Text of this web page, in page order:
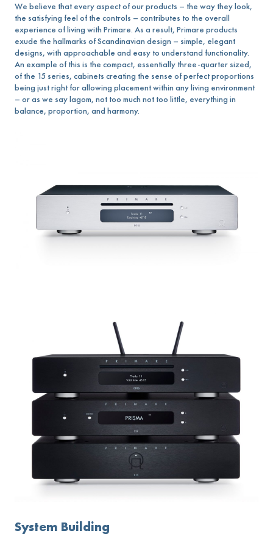
We believe that every aspect of our products – the way they look,
the satisfying feel of the controls – contributes to the overall
experience of living with Primare. As a result, Primare products
exude the hallmarks of Scandinavian design – simple, elegant
designs, with approachable and easy to understand functionality.
An example of this is the compact, essentially three-quarter sized,
of the 15 series, cabinets creating the sense of perfect proportions
being just right for allowing placement within any living environment
– or as we say lagom, not too much not too little, everything in
balance, proportion, and harmony.
System Building